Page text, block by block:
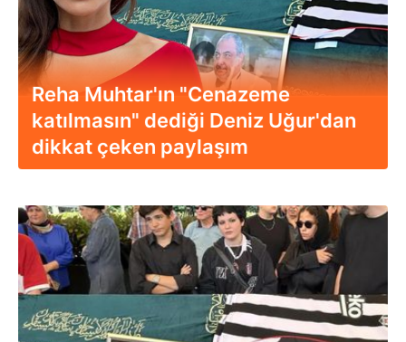
Reha Muhtar'ın "Cenazeme
katılmasın" dediği Deniz Uğur'dan
dikkat çeken paylaşım
05.06.2026